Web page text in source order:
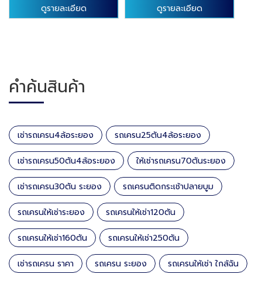
ดูรายละเอียด ดูรายละเอียด
คำค้นสินค้า
เช่ารถเครน4ล้อระยอง รถเครน25ตัน4ล้อระยอง
เช่ารถเครน50ตัน4ล้อระยอง ให้เช่ารถเครน70ตันระยอง
เช่ารถเครน30ตัน ระยอง รถเครนติดกระเช้าปลายบูม
รถเครนให้เช่าระยอง รถเครนให้เช่า120ตัน
รถเครนให้เช่า160ตัน รถเครนให้เช่า250ตัน
เช่ารถเครน ราคา รถเครน ระยอง รถเครนให้เช่า ใกล้ฉัน